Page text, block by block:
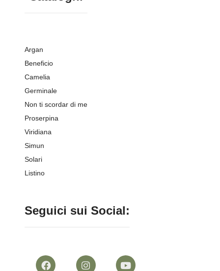
Argan
Beneficio
Camelia
Germinale
Non ti scordar di me
Proserpina
Viridiana
Simun
Solari
Listino
Seguici sui Social: